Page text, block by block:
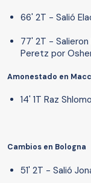
66' 2T - Salió
77' 2T - Salieron
Peretz por
Amonestado en
14' 1T Raz
Cambios en Bologna
51' 2T - Salió